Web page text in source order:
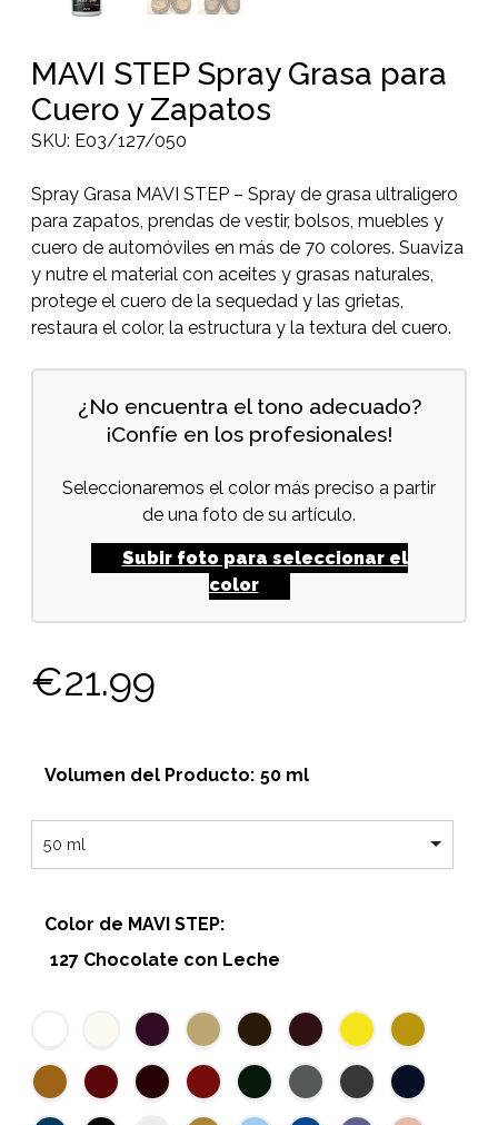
MAVI STEP Spray Grasa para
Cuero y Zapatos
SKU: E03/127/050
Spray Grasa MAVI STEP – Spray de grasa ultraligero
para zapatos, prendas de vestir, bolsos, muebles y
cuero de automóviles en más de 70 colores. Suaviza
y nutre el material con aceites y grasas naturales,
protege el cuero de la sequedad y las grietas,
restaura el color, la estructura y la textura del cuero.
¿No encuentra el tono adecuado?
¡Confíe en los profesionales!
Seleccionaremos el color más preciso a partir
de una foto de su artículo.
Subir foto para seleccionar el
color
€21.99
Volumen del Producto: 50 ml
50 ml
Color de MAVI STEP:
127 Chocolate con Leche